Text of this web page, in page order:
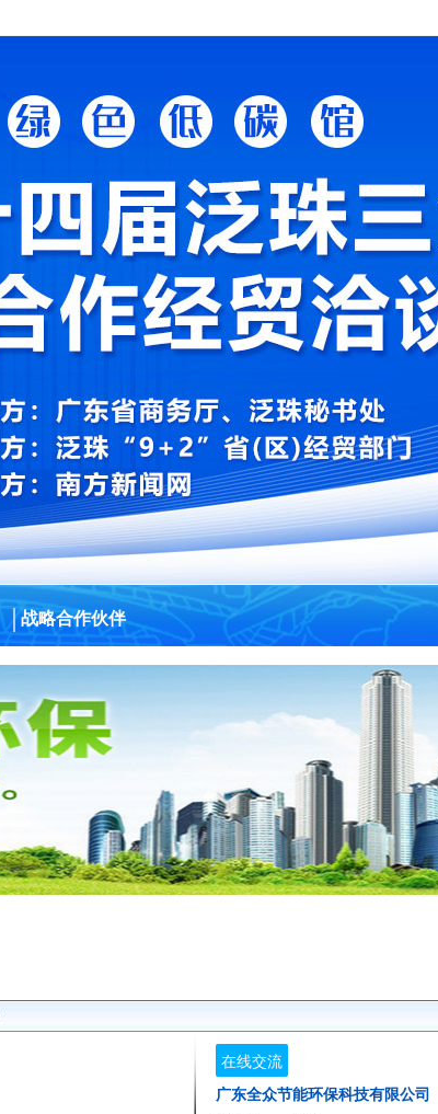
战略合作伙伴
在线交流
广东全众节能环保科技有限公司